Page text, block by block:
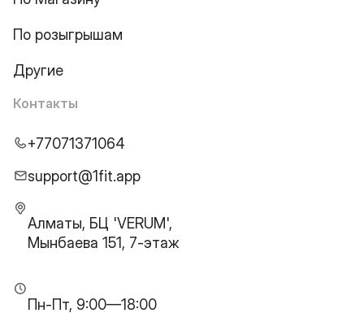
По розыгрышам
Другие
Контакты
+77071371064
support@1fit.app
Алматы, БЦ 'VERUM',
Мынбаева 151, 7-этаж
Пн-Пт, 9:00—18:00